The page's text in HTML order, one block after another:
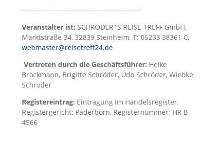
—————————————————–
Veranstalter ist: SCHRÖDER`S REISE-TREFF GmbH,
Marktstraße 34, 32839 Steinheim, T: 05233 38361-0,
webmaster@reisetreff24.de
Vertreten durch die Geschäftsführer: Heike
Brockmann, Brigitte Schröder, Udo Schröder, Wiebke
Schröder
Registereintrag: Eintragung im Handelsregister,
Registergericht: Paderborn, Registernummer: HR B
4566